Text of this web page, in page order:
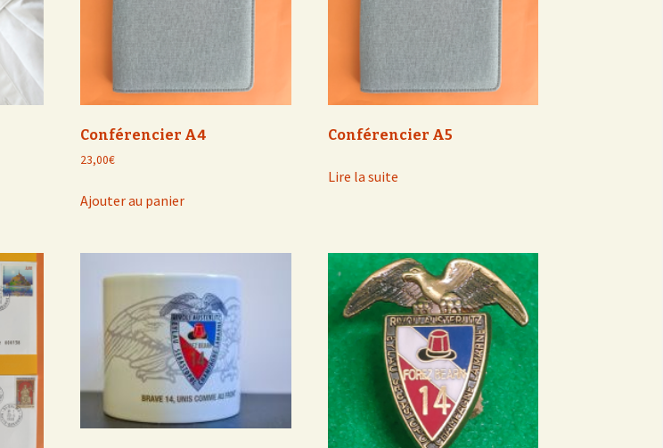
Conférencier A4
23,00€
Ajouter au panier
Conférencier A5
Lire la suite